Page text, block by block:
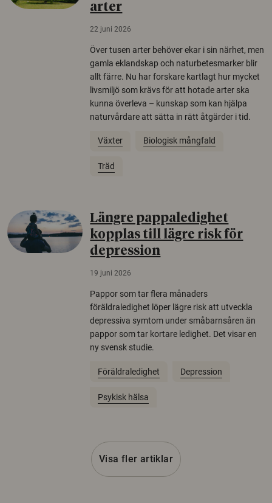
arter
22 juni 2026
Över tusen arter behöver ekar i sin närhet, men
gamla eklandskap och naturbetesmarker blir
allt färre. Nu har forskare kartlagt hur mycket
livsmiljö som krävs för att hotade arter ska
kunna överleva – kunskap som kan hjälpa
naturvårdare att sätta in rätt åtgärder i tid.
Växter Biologisk mångfald
Träd
Längre pappaledighet
kopplas till lägre risk för
depression
19 juni 2026
Pappor som tar flera månaders
föräldraledighet löper lägre risk att utveckla
depressiva symtom under småbarnsåren än
pappor som tar kortare ledighet. Det visar en
ny svensk studie.
Föräldraledighet Depression
Psykisk hälsa
Visa fler artiklar